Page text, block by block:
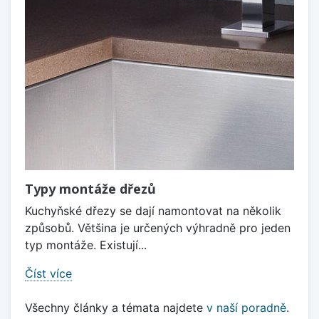
Typy montáže dřezů
Kuchyňské dřezy se dají namontovat na několik
způsobů. Většina je určených výhradně pro jeden
typ montáže. Existují...
Číst více
Všechny články a témata najdete v naší poradně.